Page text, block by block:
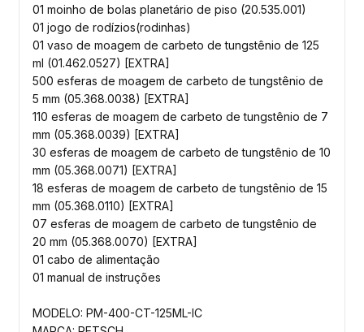
01 moinho de bolas planetário de piso (20.535.001)
01 jogo de rodízios(rodinhas)
01 vaso de moagem de carbeto de tungstênio de 125
ml (01.462.0527) [EXTRA]
500 esferas de moagem de carbeto de tungstênio de
5 mm (05.368.0038) [EXTRA]
110 esferas de moagem de carbeto de tungstênio de 7
mm (05.368.0039) [EXTRA]
30 esferas de moagem de carbeto de tungstênio de 10
mm (05.368.0071) [EXTRA]
18 esferas de moagem de carbeto de tungstênio de 15
mm (05.368.0110) [EXTRA]
07 esferas de moagem de carbeto de tungstênio de
20 mm (05.368.0070) [EXTRA]
01 cabo de alimentação
01 manual de instruções
MODELO: PM-400-CT-125ML-IC